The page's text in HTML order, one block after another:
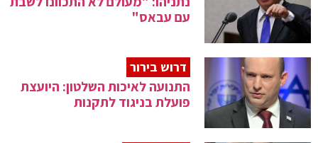
עם עבאס"
דרוש בירור
התנועה לאיכות השלטון: היועצת
פועלת בניגוד לתקנות